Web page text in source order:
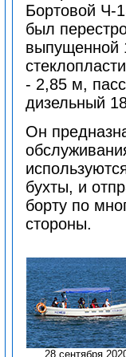
Бортовой Ч-
был
выпущенной
- 2,85 м,
дизельный
Он
бухты, и
борту по
стороны.
28 сентября